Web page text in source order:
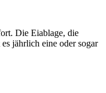
Die Eiablage, die
jährlich eine oder sogar